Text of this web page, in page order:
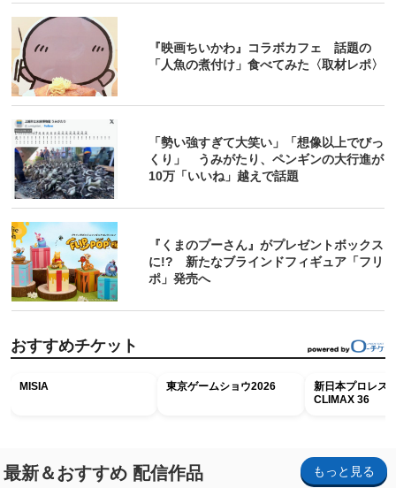
『映画ちいかわ』コラボカフェ 話題の
「人魚の煮付け」食べてみた〈取材レポ〉
「勢い強すぎて大笑い」「想像以上でびっ
くり」 うみがたり、ペンギンの大行進が
10万「いいね」越えで話題
『くまのプーさん』がプレゼントボックス
に!? 新たなブラインドフィギュア「フリ
ポ」発売へ
おすすめチケット
MISIA 東京ゲームショウ2026
新日本プロレス
CLIMAX 36
最新＆おすすめ 配信作品 もっと見る